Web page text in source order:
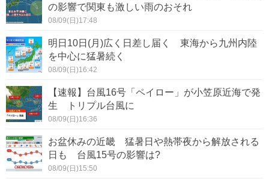
の影響で関東も激しい雨のおそれ
08/09(日)17:48
明日10日(月)広く日差し届く 東海から九州内陸
を中心に猛暑続く
08/09(日)16:42
【速報】台風16号「ペイロー」が小笠原近海で発
生 トリプル台風に
08/09(日)16:36
お盆休みの近畿 猛暑日や熱帯夜から解放される
日も 台風15号の影響は?
08/09(日)15:50